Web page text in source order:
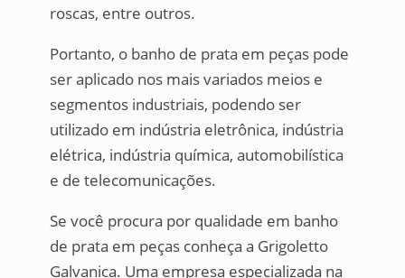
roscas, entre outros.
Portanto, o banho de prata em peças pode
ser aplicado nos mais variados meios e
segmentos industriais, podendo ser
utilizado em indústria eletrônica, indústria
elétrica, indústria química, automobilística
e de telecomunicações.
Se você procura por qualidade em banho
de prata em peças conheça a Grigoletto
Galvanica. Uma empresa especializada na